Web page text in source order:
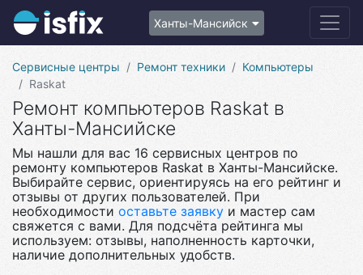
Ханты-Мансийск
Сервисные центры Ремонт техники
Компьютеры
Raskat
Ремонт компьютеров Raskat в
Ханты-Мансийске
Мы нашли для вас 16 сервисных центров по
ремонту компьютеров Raskat в Ханты-Мансийске.
Выбирайте сервис, ориентируясь на его рейтинг и
отзывы от других пользователей. При
необходимости оставьте заявку и мастер сам
свяжется с вами. Для подсчёта рейтинга мы
используем: отзывы, наполненность карточки,
наличие дополнительных удобств.